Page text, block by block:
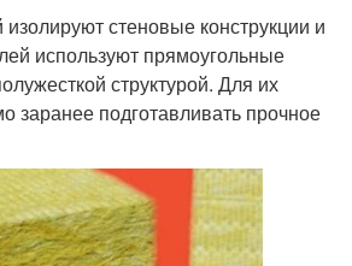
стеновые конструкции и
используют прямоугольные
структурой. Для их
заранее подготавливать прочное